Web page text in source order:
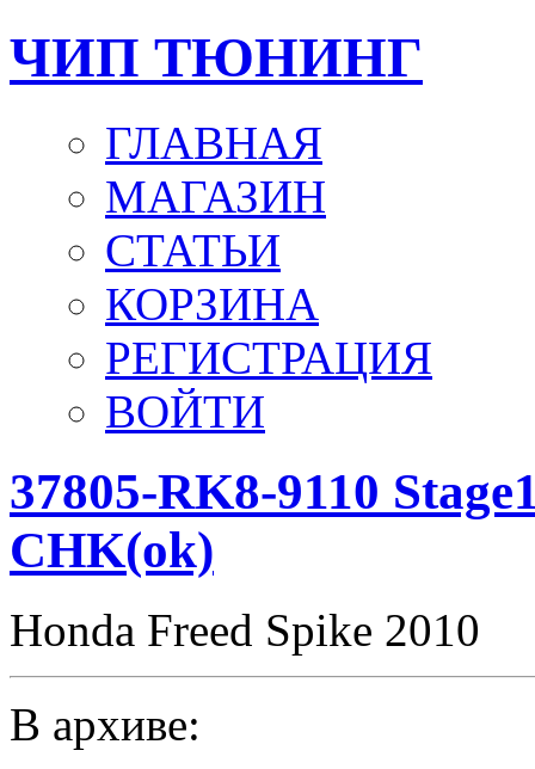
ЧИП ТЮНИНГ
ГЛАВНАЯ
МАГАЗИН
СТАТЬИ
КОРЗИНА
РЕГИСТРАЦИЯ
ВОЙТИ
37805-RK8-9110
CHK(ok)
Honda Freed Spike 2010
В архиве: